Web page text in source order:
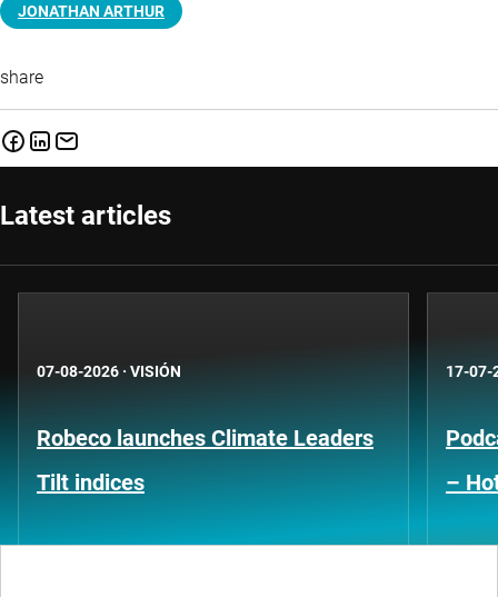
JONATHAN ARTHUR
share
Latest articles
07-08-2026 · VISIÓN
Robeco launches Climate Leaders
Tilt indices
17-07-
–